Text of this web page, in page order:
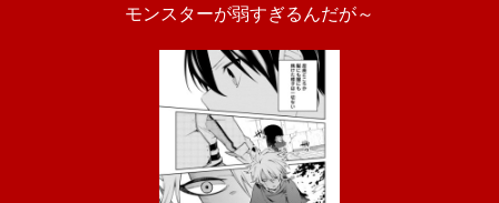
モンスターが弱すぎるんだが～